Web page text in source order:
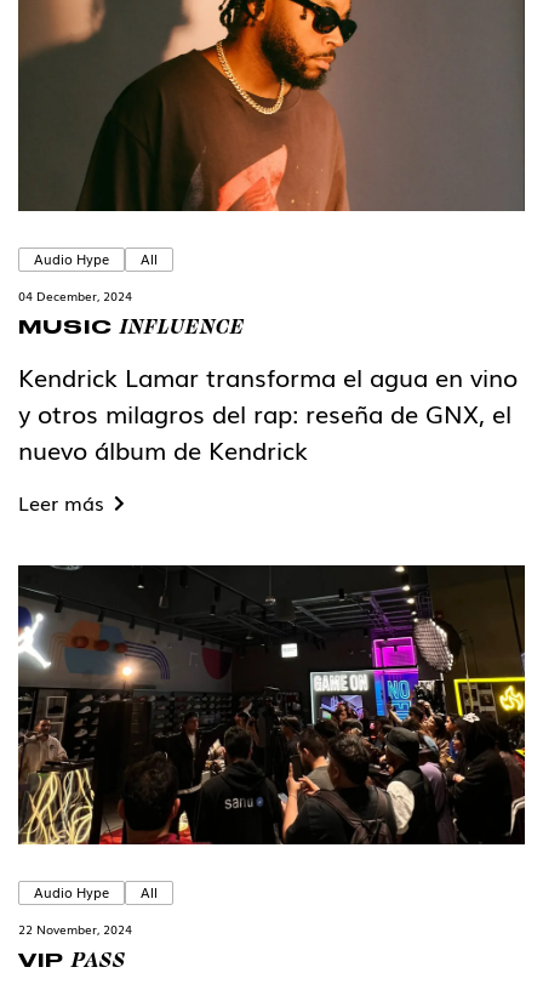
Audio Hype All
04 December, 2024
MUSICINFLUENCE
Kendrick Lamar transforma el agua en vino
y otros milagros del rap: reseña de GNX, el
nuevo álbum de Kendrick
Leer más
Audio Hype All
22 November, 2024
VIPPASS